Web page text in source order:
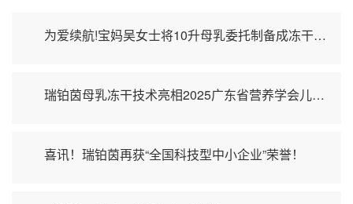
为爱续航!宝妈吴女士将10升母乳委托制备成冻干粉，以备宝宝断奶不断母乳保护!
瑞铂茵母乳冻干技术亮相2025广东省营养学会儿童临床营养分会学术年会，领航技术引盛会聚焦！
喜讯！瑞铂茵再获“全国科技型中小企业”荣誉！